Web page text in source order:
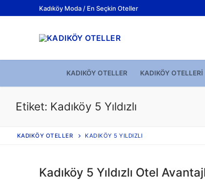
Kadıköy Moda / En Seçkin Oteller
KADIKÖY OTELLER KADIKÖY OTELLERI
Etiket: Kadıköy 5 Yıldızlı
KADIKÖY OTELLER KADIKÖY 5 YILDIZLI
Kadıköy 5 Yıldızlı Otel